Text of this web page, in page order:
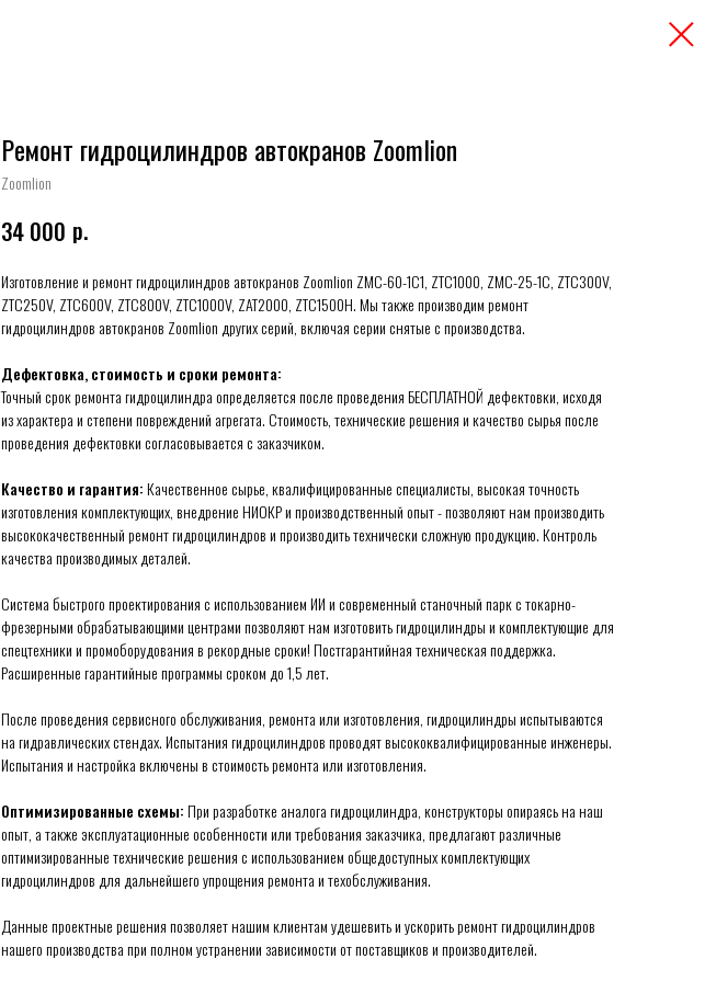
Ремонт гидроцилиндров автокранов Zoomlion
Zoomlion
34 000 р.
Изготовление и ремонт гидроцилиндров автокранов Zoomlion ZMC-60-1C1, ZTC1000, ZMC-25-1С, ZTC300V,
ZTC250V, ZTC600V, ZTC800V, ZTC1000V, ZAT2000, ZTC1500H. Мы также производим ремонт
гидроцилиндров автокранов Zoomlion других серий, включая серии снятые с производства.
Дефектовка, стоимость и сроки ремонта:
Точный срок ремонта гидроцилиндра определяется после проведения БЕСПЛАТНОЙ дефектовки, исходя
из характера и степени повреждений агрегата. Стоимость, технические решения и качество сырья после
проведения дефектовки согласовывается с заказчиком.
Качество и гарантия:Качественное сырье, квалифицированные специалисты, высокая точность
изготовления комплектующих, внедрение НИОКР и производственный опыт - позволяют нам производить
высококачественный ремонт гидроцилиндров и производить технически сложную продукцию. Контроль
качества производимых деталей.
Система быстрого проектирования с использованием ИИ и современный станочный парк с токарно-
фрезерными обрабатывающими центрами позволяют нам изготовить гидроцилиндры и комплектующие для
спецтехники и промоборудования в рекордные сроки! Постгарантийная техническая поддержка.
Расширенные гарантийные программы сроком до 1,5 лет.
После проведения сервисного обслуживания, ремонта или изготовления, гидроцилиндры испытываются
на гидравлических стендах. Испытания гидроцилиндров проводят высококвалифицированные инженеры.
Испытания и настройка включены в стоимость ремонта или изготовления.
Оптимизированные схемы:При разработке аналога гидроцилиндра, конструкторы опираясь на наш
опыт, а также эксплуатационные особенности или требования заказчика, предлагают различные
оптимизированные технические решения с использованием общедоступных комплектующих
гидроцилиндров для дальнейшего упрощения ремонта и техобслуживания.
Данные проектные решения позволяет нашим клиентам удешевить и ускорить ремонт гидроцилиндров
нашего производства при полном устранении зависимости от поставщиков и производителей.